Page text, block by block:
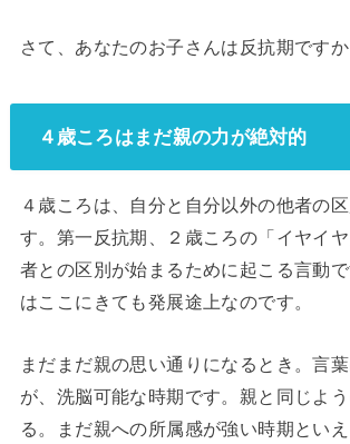
さて、あなたのお子さんは反抗期ですか
４歳ころはまだ親の力が絶対的
４歳ころは、自分と自分以外の他者の
す。第一反抗期、２歳ころの「イヤイ
者との区別が始まるために起こる言動
はここにきても発展途上なのです。
まだまだ親の思い通りになるとき。言
が、洗脳可能な時期です。親と同じよ
る。まだ親への所属感が強い時期といえ